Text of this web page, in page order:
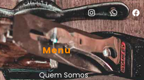
Menu
Quem Somos